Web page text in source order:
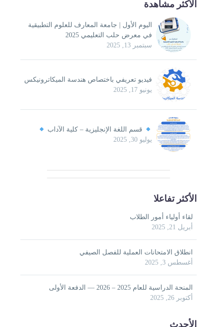
اليوم الأول | جامعة المعارف للعلوم التطبيقية
في معرض حلب التعليمي 2025
فيديو تعريفي باختصاص هندسة الميكاترونيكس
قسم اللغة الإنجليزية – كلية الآداب
الطلاب
العملية للفصل الصيفي
— الدفعة الأولى